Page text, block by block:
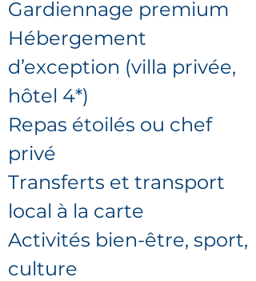
Gardiennage premium
Hébergement
d’exception (villa privée,
hôtel 4*)
Repas étoilés ou chef
privé
Transferts et transport
local à la carte
Activités bien-être, sport,
culture